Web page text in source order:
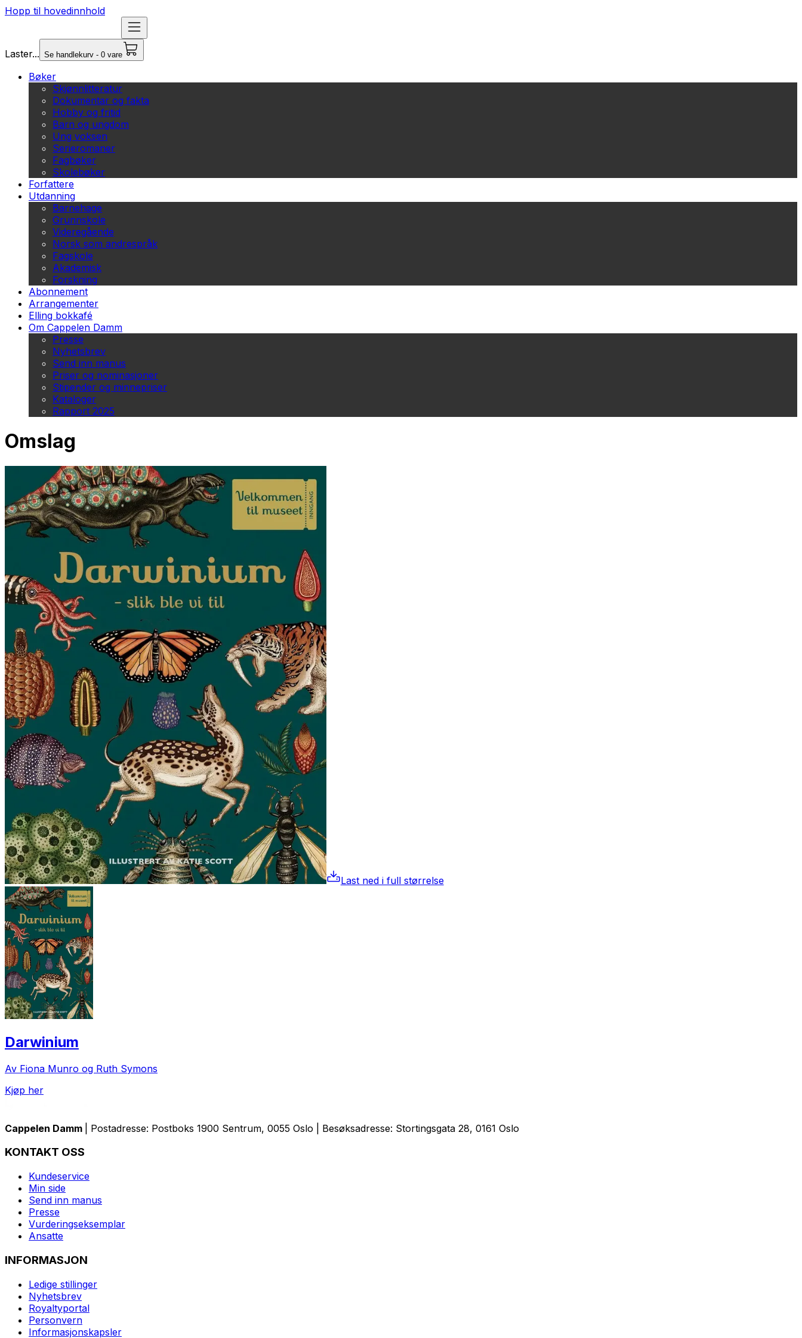
Hopp til hovedinnhold
Laster... Se handlekurv - 0 vare
Bøker
Skjønnlitteratur
Dokumentar og fakta
Hobby og fritid
Barn og ungdom
Ung voksen
Serieromaner
Fagbøker
Skolebøker
Forfattere
Utdanning
Barnehage
Grunnskole
Videregående
Norsk som andrespråk
Fagskole
Akademisk
Forskning
Abonnement
Arrangementer
Elling bokkafé
Om Cappelen Damm
Presse
Nyhetsbrev
Send inn manus
Priser og nominasjoner
Stipender og minnepriser
Kataloger
Rapport 2025
Omslag
Last ned i full størrelse
Darwinium
Av Fiona Munro og Ruth Symons
Kjøp her
Cappelen Damm | Postadresse: Postboks 1900 Sentrum, 0055 Oslo | Besøksadresse: Stortingsgata 28, 0161 Oslo
KONTAKT OSS
Kundeservice
Min side
Send inn manus
Presse
Vurderingseksemplar
Ansatte
INFORMASJON
Ledige stillinger
Nyhetsbrev
Royaltyportal
Personvern
Informasjonskapsler